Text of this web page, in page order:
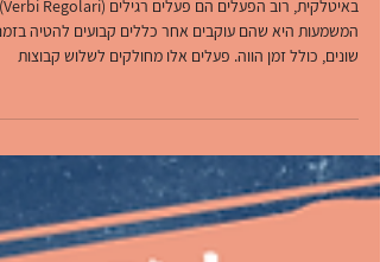
Verbi Regolari al Presente
infinitive):